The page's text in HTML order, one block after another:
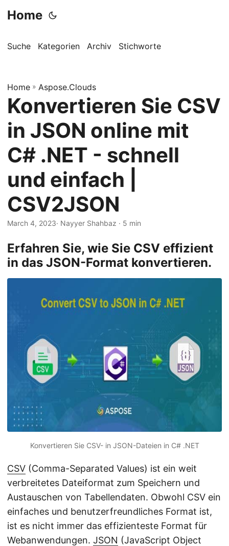
Home
Suche Kategorien Archiv Stichworte
Home » Aspose.Clouds
Konvertieren Sie CSV
in JSON online mit
C# .NET - schnell
und einfach |
CSV2JSON
March 4, 2023· Nayyer Shahbaz · 5 min
Erfahren Sie, wie Sie CSV effizient
in das JSON-Format konvertieren.
Konvertieren Sie CSV- in JSON-Dateien in C# .NET
CSV (Comma-Separated Values) ist ein weit
verbreitetes Dateiformat zum Speichern und
Austauschen von Tabellendaten. Obwohl CSV ein
einfaches und benutzerfreundliches Format ist,
ist es nicht immer das effizienteste Format für
Webanwendungen. JSON (JavaScript Object